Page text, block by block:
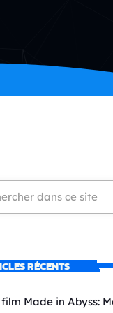
RÉCENTS
Made in Abyss: